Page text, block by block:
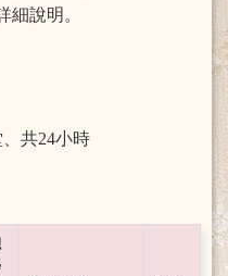
細說明。
共24小時